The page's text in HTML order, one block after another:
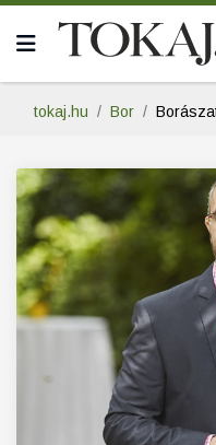
tokaj.hu Bor